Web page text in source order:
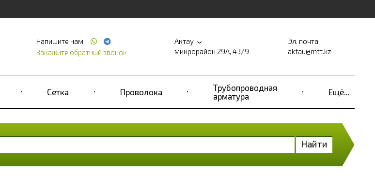
Напишите нам
Закажите обратный звонок
Актау
микрорайон 29А, 43/9
Эл. почта
aktau@mtt.kz
Сетка Проволока
Трубопроводная
арматура
Ещё...
Найти